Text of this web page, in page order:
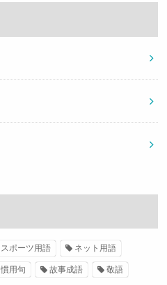
スポーツ用語 ネット用語
慣用句 故事成語 敬語